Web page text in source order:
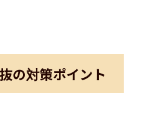
の対策ポイント